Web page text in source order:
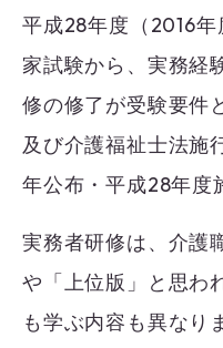
平成28年度（2016
家試験から、実務経
修の修了が受験要件
及び介護福祉士法施
年公布・平成28年度
実務者研修は、介護
や「上位版」と思わ
も学ぶ内容も異なり